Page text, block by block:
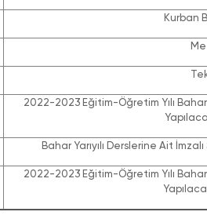
Kurban
2022-2023 Eğitim-Öğretim Yılı
Bahar Yarıyılı Derslerine Ait
2022-2023 Eğitim-Öğretim Yılı